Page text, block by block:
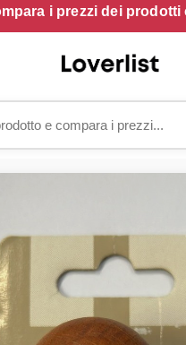
i prezzi dei prodotti